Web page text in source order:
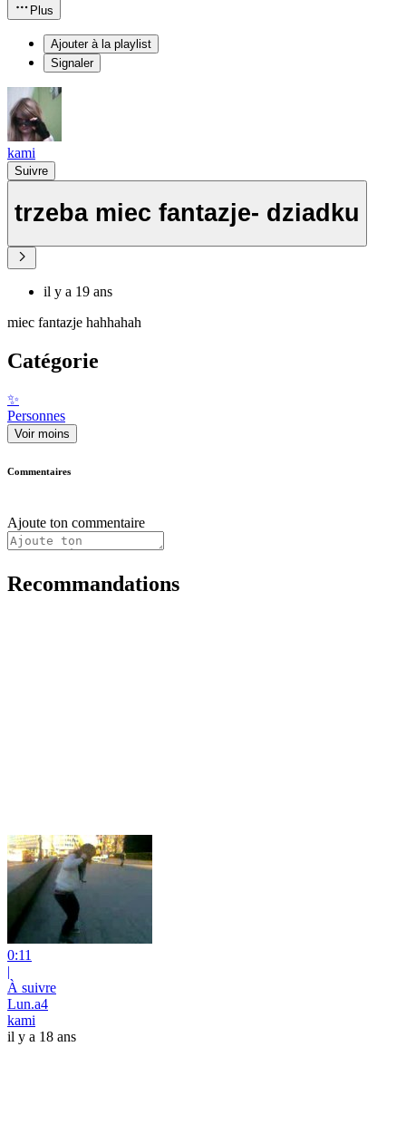
Plus
Ajouter à la playlist
Signaler
kami
Suivre
trzeba miec fantazje- dziadku
il y a 19 ans
miec fantazje hahhahah
Catégorie
✨
Personnes
Voir moins
Commentaires
Ajoute ton commentaire
Recommandations
0:11
|
À suivre
Lun.a4
kami
il y a 18 ans